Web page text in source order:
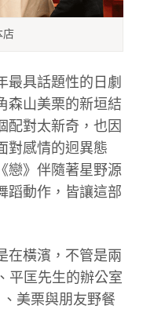
店
最具話題性的日劇
森山美栗的新垣結
配對太新奇，也因
對感情的迥異態
戀》伴隨著星野源
蹈動作，皆讓這部
在橫濱，不管是兩
平匡先生的辦公室
、美栗與朋友野餐